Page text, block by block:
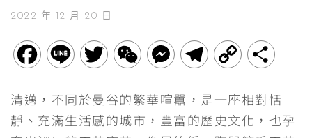
2022 年 12 月 20 日
F
L
n
T
i
W
C
M
s
T
l
C
p
清邁，不同於曼谷的繁華喧囂，是一座相對恬
靜、充滿生活感的城市，豐富的歷史文化，也孕